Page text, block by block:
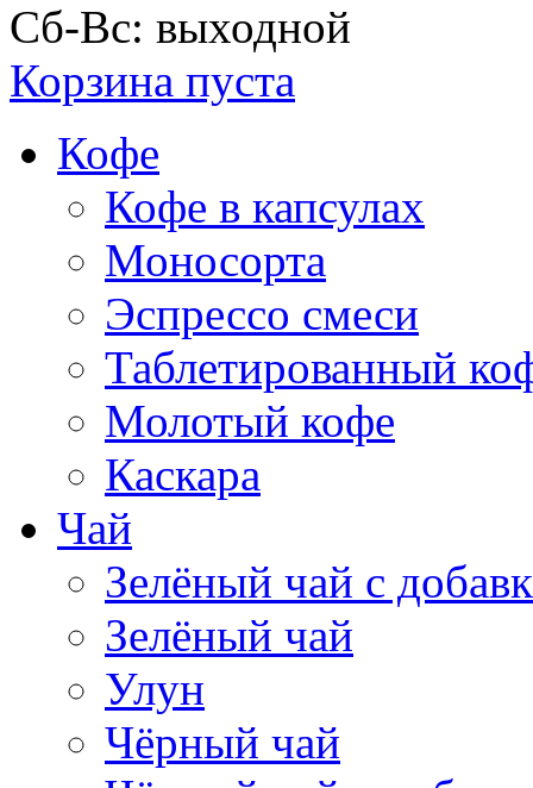
Сб-Вс: выходной
Корзина пуста
Кофе
Кофе в капсулах
Моносорта
Эспрессо смеси
Таблетированный
Молотый кофе
Каскара
Чай
Зелёный чай с
Зелёный чай
Улун
Чёрный чай